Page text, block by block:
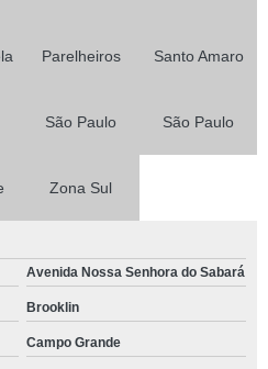
Parelheiros Santo Amaro
São Paulo São Paulo
Zona Sul
Avenida Nossa Senhora do Sabará
Brooklin
Campo Grande